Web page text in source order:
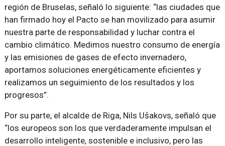
región de Bruselas, señaló lo siguiente: “las ciudades que
han firmado hoy el Pacto se han movilizado para asumir
nuestra parte de responsabilidad y luchar contra el
cambio climático. Medimos nuestro consumo de energía
y las emisiones de gases de efecto invernadero,
aportamos soluciones energéticamente eficientes y
realizamos un seguimiento de los resultados y los
progresos”.
Por su parte, el alcalde de Riga, Nils Ušakovs, señaló que
“los europeos son los que verdaderamente impulsan el
desarrollo inteligente, sostenible e inclusivo, pero las